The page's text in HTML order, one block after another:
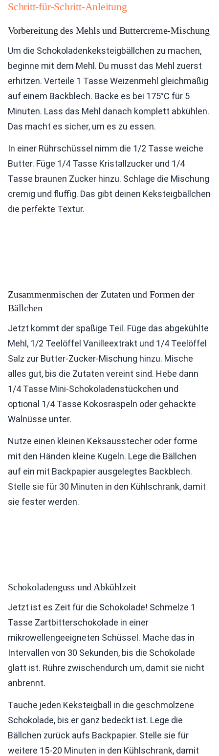
Schritt-für-Schritt-Anleitung
Vorbereitung des Mehls und Buttercreme-Mischung
Um die Schokoladenkeksteigbällchen zu machen,
beginne mit dem Mehl. Du musst das Mehl zuerst
erhitzen. Verteile 1 Tasse Weizenmehl gleichmäßig
auf einem Backblech. Backe es bei 175°C für 5
Minuten. Lass das Mehl danach komplett abkühlen.
Das macht es sicher, um es zu essen.
In einer Rührschüssel nimm die 1/2 Tasse weiche
Butter. Füge 1/4 Tasse Kristallzucker und 1/4
Tasse braunen Zucker hinzu. Schlage die Mischung
cremig und fluffig. Das gibt deinen Keksteigbällchen
die perfekte Textur.
Zusammenmischen der Zutaten und Formen der
Bällchen
Jetzt kommt der spaßige Teil. Füge das abgekühlte
Mehl, 1/2 Teelöffel Vanilleextrakt und 1/4 Teelöffel
Salz zur Butter-Zucker-Mischung hinzu. Mische
alles gut, bis die Zutaten vereint sind. Hebe dann
1/4 Tasse Mini-Schokoladenstückchen und
optional 1/4 Tasse Kokosraspeln oder gehackte
Walnüsse unter.
Nutze einen kleinen Keksausstecher oder forme
mit den Händen kleine Kugeln. Lege die Bällchen
auf ein mit Backpapier ausgelegtes Backblech.
Stelle sie für 30 Minuten in den Kühlschrank, damit
sie fester werden.
Schokoladenguss und Abkühlzeit
Jetzt ist es Zeit für die Schokolade! Schmelze 1
Tasse Zartbitterschokolade in einer
mikrowellengeeigneten Schüssel. Mache das in
Intervallen von 30 Sekunden, bis die Schokolade
glatt ist. Rühre zwischendurch um, damit sie nicht
anbrennt.
Tauche jeden Keksteigball in die geschmolzene
Schokolade, bis er ganz bedeckt ist. Lege die
Bällchen zurück aufs Backpapier. Stelle sie für
weitere 15-20 Minuten in den Kühlschrank, damit